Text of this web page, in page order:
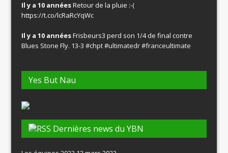
Il y a 10 annéesRetour de la pluie :-(
https://t.co/lcRaRcYqWc
Il y a 10 annéesFrisbeurs3 perd son 1/4 de final contre
Blues Stone Fly. 13-3#chpt#ultimatedr#franceultimate
Yes But Nau
Dernières news du YBN